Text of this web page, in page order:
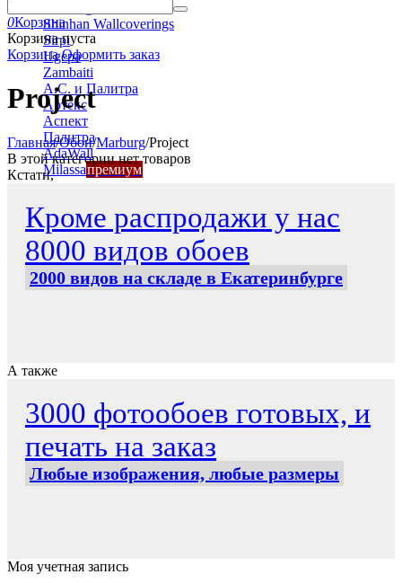
Shinhan Wallcoverings
Sirpi
Ugepa
Zambaiti
А.С. и Палитра
Артекс
Аспект
Палитра
AdaWall
Milassaпремиум
0Корзина
Корзина пуста
Корзина Оформить заказ
Project
Главная/Обои/Marburg/Project
В этой категории нет товаров
Кстати,
Кроме распродажи у нас
8000 видов обоев
2000 видов на складе в Екатеринбурге
А также
3000 фотообоев готовых, и
печать на заказ
Любые изображения, любые размеры
Моя учетная запись